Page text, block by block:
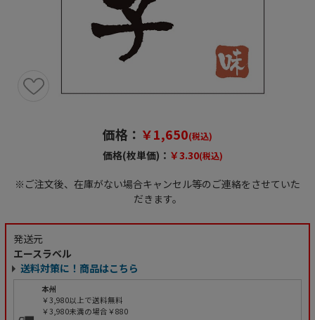
価格： ￥1,650(税込)
価格(枚単価)： ￥3.30(税込)
※ご注文後、在庫がない場合キャンセル等のご連絡をさせていた
だきます。
発送元
エースラベル
送料対策に！商品はこちら
本州
￥3,980以上で送料無料
￥3,980未満の場合￥880